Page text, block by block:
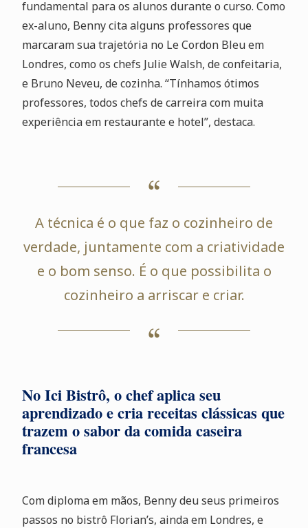
fundamental para os alunos durante o curso. Como
ex-aluno, Benny cita alguns professores que
marcaram sua trajetória no Le Cordon Bleu em
Londres, como os chefs Julie Walsh, de confeitaria,
e Bruno Neveu, de cozinha. “Tínhamos ótimos
professores, todos chefs de carreira com muita
experiência em restaurante e hotel”, destaca.
A técnica é o que faz o cozinheiro de
verdade, juntamente com a criatividade
e o bom senso. É o que possibilita o
cozinheiro a arriscar e criar.
No Ici Bistrô, o chef aplica seu
aprendizado e cria receitas clássicas que
trazem o sabor da comida caseira
francesa
Com diploma em mãos, Benny deu seus primeiros
passos no bistrô Florian’s, ainda em Londres, e